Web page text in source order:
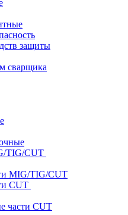
защиты
сварщика
TIG/CUT
MIG/TIG/CUT
CUT
части CUT